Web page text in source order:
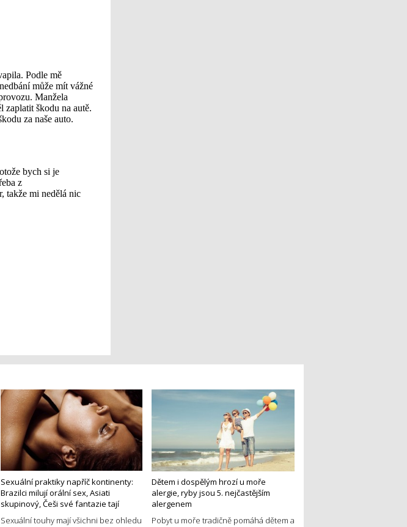
Sexuální praktiky napříč kontinenty:
Brazilci milují orální sex, Asiati
skupinový, Češi své fantazie tají
Sexuální touhy mají všichni bez ohledu
Dětem i dospělým hrozí u moře
alergie, ryby jsou 5. nejčastějším
alergenem
Pobyt u moře tradičně pomáhá dětem a